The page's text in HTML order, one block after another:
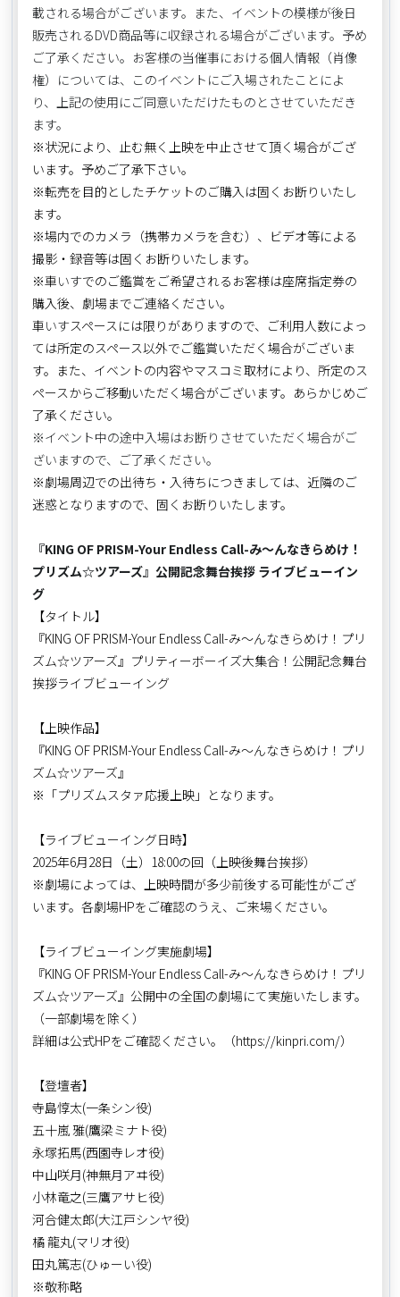
載される場合がございます。また、イベントの模様が後日
販売されるDVD商品等に収録される場合がございます。予め
ご了承ください。お客様の当催事における個人情報（肖像
権）については、このイベントにご入場されたことによ
り、上記の使用にご同意いただけたものとさせていただき
ます。
※状況により、止む無く上映を中止させて頂く場合がござ
います。予めご了承下さい。
※転売を目的としたチケットのご購入は固くお断りいたし
ます。
※場内でのカメラ（携帯カメラを含む）、ビデオ等による
撮影・録音等は固くお断りいたします。
※車いすでのご鑑賞をご希望されるお客様は座席指定券の
購入後、劇場までご連絡ください。
車いすスペースには限りがありますので、ご利用人数によっ
ては所定のスペース以外でご鑑賞いただく場合がございま
す。また、イベントの内容やマスコミ取材により、所定のス
ペースからご移動いただく場合がございます。あらかじめご
了承ください。
※イベント中の途中入場はお断りさせていただく場合がご
ざいますので、ご了承ください。
※劇場周辺での出待ち・入待ちにつきましては、近隣のご
迷惑となりますので、固くお断りいたします。
『KING OF PRISM-Your Endless Call-み～んなきらめけ！
プリズム☆ツアーズ』公開記念舞台挨拶 ライブビューイン
グ
【タイトル】
『KING OF PRISM-Your Endless Call-み～んなきらめけ！プリ
ズム☆ツアーズ』プリティーボーイズ大集合！公開記念舞台
挨拶ライブビューイング
【上映作品】
『KING OF PRISM-Your Endless Call-み～んなきらめけ！プリ
ズム☆ツアーズ』
※「プリズムスタァ応援上映」となります。
【ライブビューイング日時】
2025年6月28日（土）18:00の回（上映後舞台挨拶）
※劇場によっては、上映時間が多少前後する可能性がござ
います。各劇場HPをご確認のうえ、ご来場ください。
【ライブビューイング実施劇場】
『KING OF PRISM-Your Endless Call-み～んなきらめけ！プリ
ズム☆ツアーズ』公開中の全国の劇場にて実施いたします。
（一部劇場を除く）
詳細は公式HPをご確認ください。（https://kinpri.com/）
【登壇者】
寺島惇太(一条シン役)
五十嵐 雅(鷹梁ミナト役)
永塚拓馬(西園寺レオ役)
中山咲月(神無月アヰ役)
小林竜之(三鷹アサヒ役)
河合健太郎(大江戸シンヤ役)
橘 龍丸(マリオ役)
田丸篤志(ひゅーい役)
※敬称略